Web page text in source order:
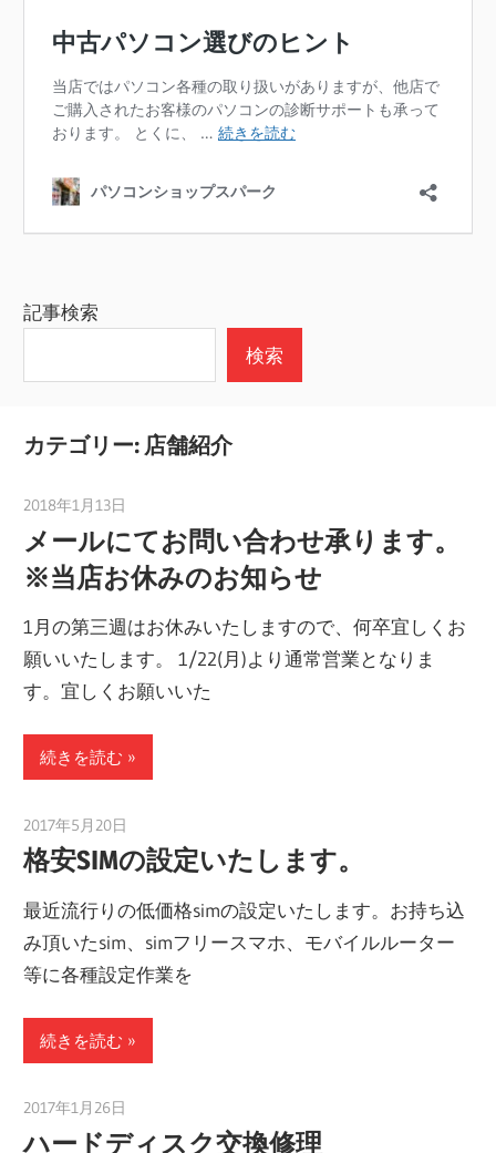
カテゴリー: 店舗紹介
2018年1月13日
メールにてお問い合わせ承ります。
※当店お休みのお知らせ
1月の第三週はお休みいたしますので、何卒宜しくお
願いいたします。 1/22(月)より通常営業となりま
す。宜しくお願いいた
続きを読む
2017年5月20日
格安SIMの設定いたします。
最近流行りの低価格simの設定いたします。お持ち込
み頂いたsim、simフリースマホ、モバイルルーター
等に各種設定作業を
続きを読む
2017年1月26日
ハードディスク交換修理
記事検索
検索